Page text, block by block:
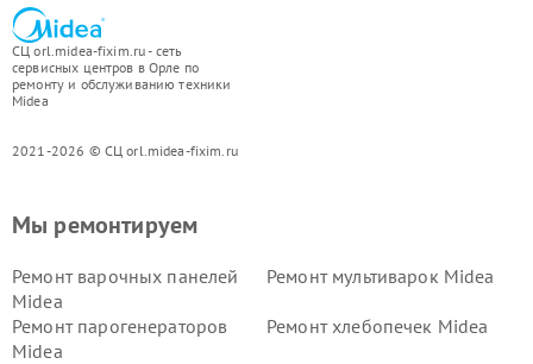
СЦ orl.midea-fixim.ru - сеть
сервисных центров в Орле по
ремонту и обслуживанию техники
Midea
2021-2026 © СЦ orl.midea-fixim.ru
Мы ремонтируем
Ремонт варочных панелей
Midea
Ремонт мультиварок Midea
Ремонт парогенераторов
Midea
Ремонт хлебопечек Midea